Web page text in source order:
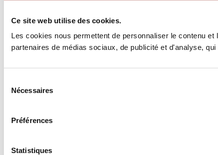
Ce site web utilise des cookies.
Les cookies nous permettent de personnaliser le contenu
partenaires de médias sociaux, de publicité et d'analyse,
Nécessaires
Préférences
Statistiques